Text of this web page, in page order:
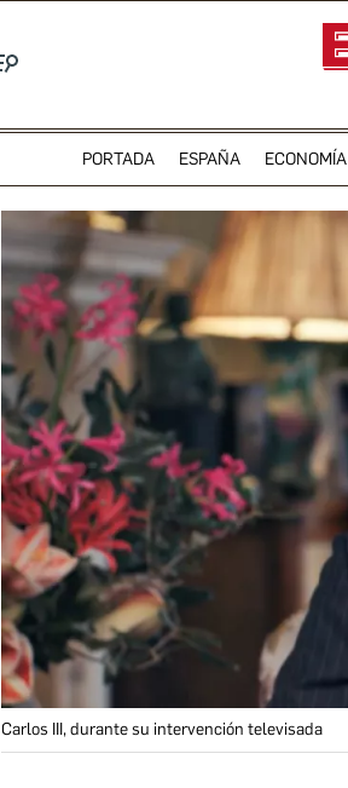
PORTADA ESPAÑA ECONOMÍA
Carlos III, durante su intervención televisada